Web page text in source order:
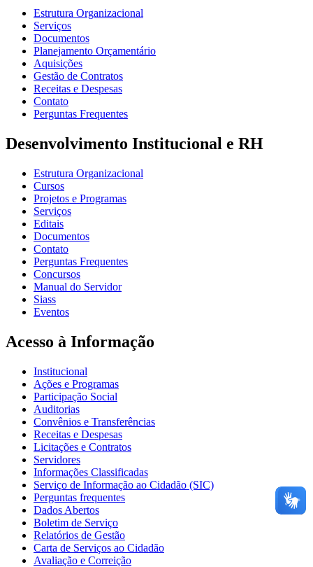
Estrutura Organizacional
Serviços
Documentos
Planejamento Orçamentário
Aquisições
Gestão de Contratos
Receitas e Despesas
Contato
Perguntas Frequentes
Desenvolvimento Institucional e RH
Estrutura Organizacional
Cursos
Projetos e Programas
Serviços
Editais
Documentos
Contato
Perguntas Frequentes
Concursos
Manual do Servidor
Siass
Eventos
Acesso à Informação
Institucional
Ações e Programas
Participação Social
Auditorias
Convênios e Transferências
Receitas e Despesas
Licitações e Contratos
Servidores
Informações Classificadas
Serviço de Informação ao Cidadão (SIC)
Perguntas frequentes
Dados Abertos
Boletim de Serviço
Relatórios de Gestão
Carta de Serviços ao Cidadão
Avaliação e Correição